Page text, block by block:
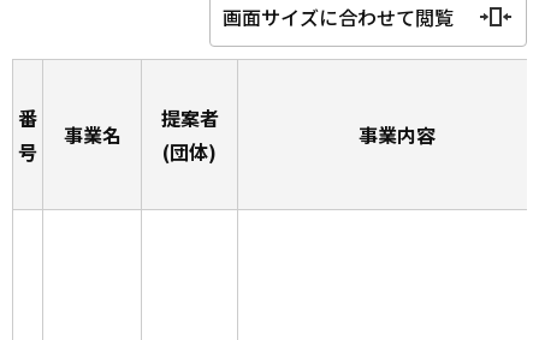
画面サイズに合わせて閲覧
番
号
事業名
提案者
(団体)
事業内容